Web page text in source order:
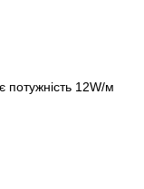
12W/м